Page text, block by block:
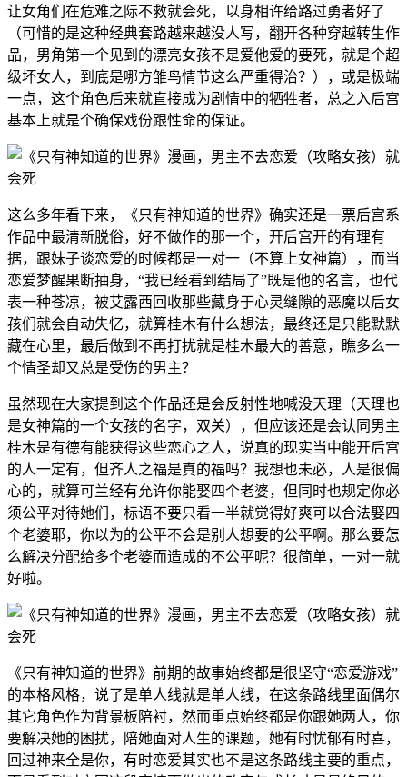
让女角们在危难之际不救就会死，以身相许给路过勇者好了
（可惜的是这种经典套路越来越没人写，翻开各种穿越转生作
品，男角第一个见到的漂亮女孩不是爱他爱的要死，就是个超
级坏女人，到底是哪方雏鸟情节这么严重得治？），或是极端
一点，这个角色后来就直接成为剧情中的牺牲者，总之入后宫
基本上就是个确保戏份跟性命的保证。
这么多年看下来，《只有神知道的世界》确实还是一票后宫系
作品中最清新脱俗，好不做作的那一个，开后宫开的有理有
据，跟妹子谈恋爱的时候都是一对一（不算上女神篇），而当
恋爱梦醒果断抽身，“我已经看到结局了”既是他的名言，也代
表一种苍凉，被艾露西回收那些藏身于心灵缝隙的恶魔以后女
孩们就会自动失忆，就算桂木有什么想法，最终还是只能默默
藏在心里，最后做到不再打扰就是桂木最大的善意，瞧多么一
个情圣却又总是受伤的男主？
虽然现在大家提到这个作品还是会反射性地喊没天理（天理也
是女神篇的一个女孩的名字，双关），但应该还是会认同男主
桂木是有德有能获得这些恋心之人，说真的现实当中能开后宫
的人一定有，但齐人之福是真的福吗？我想也未必，人是很偏
心的，就算可兰经有允许你能娶四个老婆，但同时也规定你必
须公平对待她们，标语不要只看一半就觉得好爽可以合法娶四
个老婆耶，你以为的公平不会是别人想要的公平啊。那么要怎
么解决分配给多个老婆而造成的不公平呢？很简单，一对一就
好啦。
《只有神知道的世界》前期的故事始终都是很坚守“恋爱游戏”
的本格风格，说了是单人线就是单人线，在这条路线里面偶尔
其它角色作为背景板陪衬，然而重点始终都是你跟她两人，你
要解决她的困扰，陪她面对人生的课题，她有时忧郁有时喜，
回过神来全是你，有时恋爱其实也不是这条路线主要的重点，